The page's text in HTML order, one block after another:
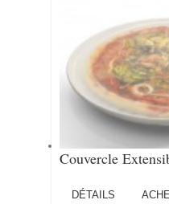
Couvercle
DÉTAILS